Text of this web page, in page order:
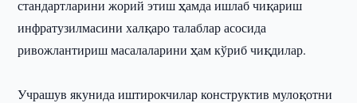
стандартларини жорий этиш ҳамда ишлаб чиқариш
инфратузилмасини халқаро талаблар асосида
ривожлантириш масалаларини ҳам кўриб чиқдилар.
Учрашув якунида иштирокчилар конструктив мулоқотни